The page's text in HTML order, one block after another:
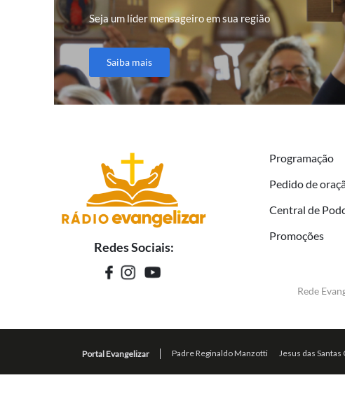
Seja um líder mensageiro em sua região
Saiba mais
Redes Sociais:
Programação
Pedido de
Central de
Promoções
Rede